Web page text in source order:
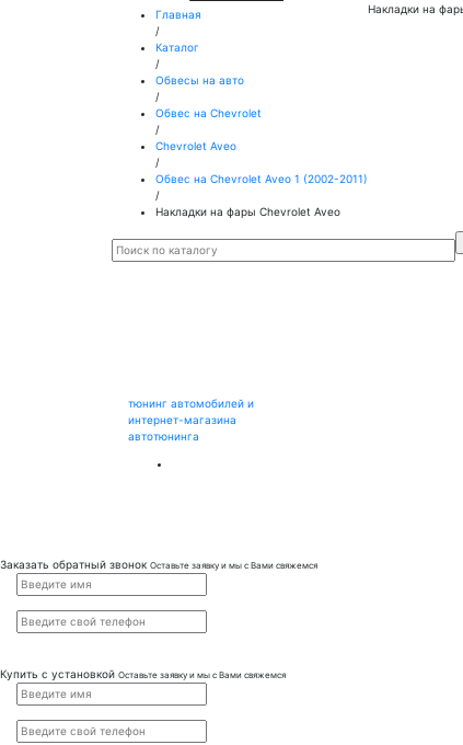
Главная
/
Каталог
/
Обвесы на авто
/
Обвес на Chevrolet
/
Chevrolet Aveo
/
Обвес на Chevrolet Aveo 1 (2002-2011)
/
Накладки на фары Chevrolet Aveo
Накладки на
тюнинг автомобилей и
интернет-магазина
автотюнинга
Заказать обратный звонок Оставьте заявку и мы с Вами свяжемся
Купить с установкой Оставьте заявку и мы с Вами свяжемся